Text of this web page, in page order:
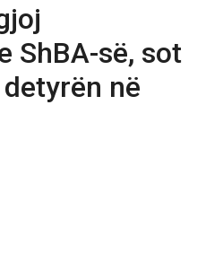
ShBA-së, sot
në